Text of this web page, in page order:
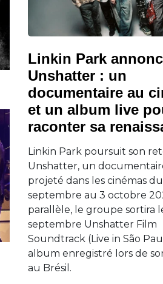
Linkin Park
Unshatter : un
documentaire au
et un album live
raconter sa
Linkin Park poursuit son
Unshatter, un
projeté dans les cinémas
septembre au 3 octobre
parallèle, le groupe sortira
septembre Unshatter Film
Soundtrack (Live in São
album enregistré lors de
au Brésil.